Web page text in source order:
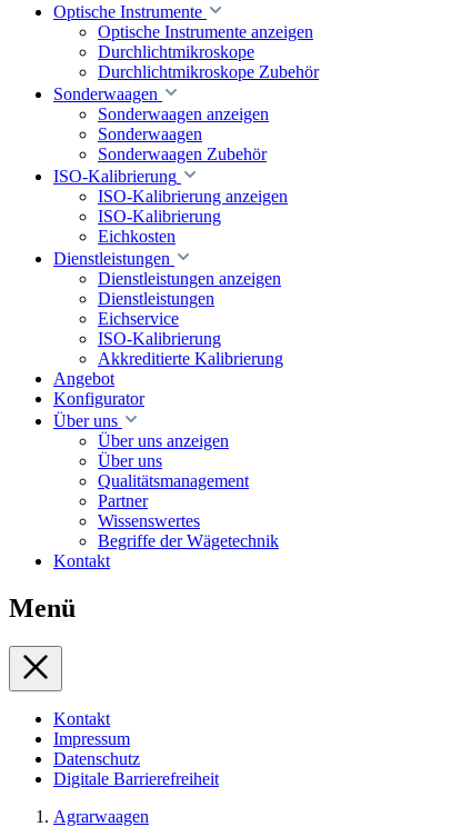
Optische Instrumente
Optische Instrumente anzeigen
Durchlichtmikroskope
Durchlichtmikroskope Zubehör
Sonderwaagen
Sonderwaagen anzeigen
Sonderwaagen
Sonderwaagen Zubehör
ISO-Kalibrierung
ISO-Kalibrierung anzeigen
ISO-Kalibrierung
Eichkosten
Dienstleistungen
Dienstleistungen anzeigen
Dienstleistungen
Eichservice
ISO-Kalibrierung
Akkreditierte Kalibrierung
Angebot
Konfigurator
Über uns
Über uns anzeigen
Über uns
Qualitätsmanagement
Partner
Wissenswertes
Begriffe der Wägetechnik
Kontakt
Menü
Kontakt
Impressum
Datenschutz
Digitale Barrierefreiheit
Agrarwaagen